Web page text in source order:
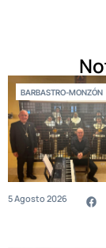
BARBASTRO-MONZÓN
5 Agosto 2026